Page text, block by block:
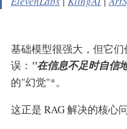
基础模型很强大，但它
误： "在信息不足时自信
的"幻觉"*。
这正是 RAG 解决的核心问